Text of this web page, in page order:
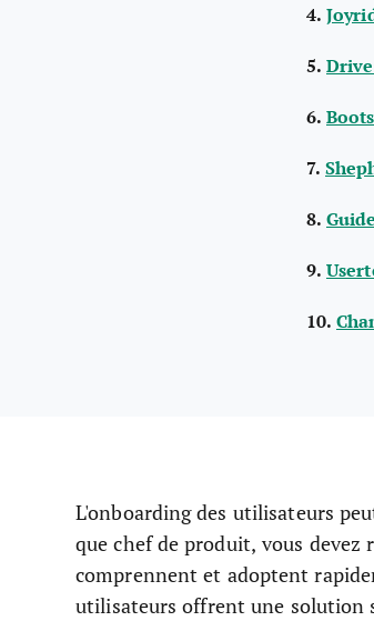
4.
5.
6.
7.
8.
9.
10.
L'onboarding des utilisateurs
que chef de produit, vous devez
comprennent et adoptent
utilisateurs offrent une solution